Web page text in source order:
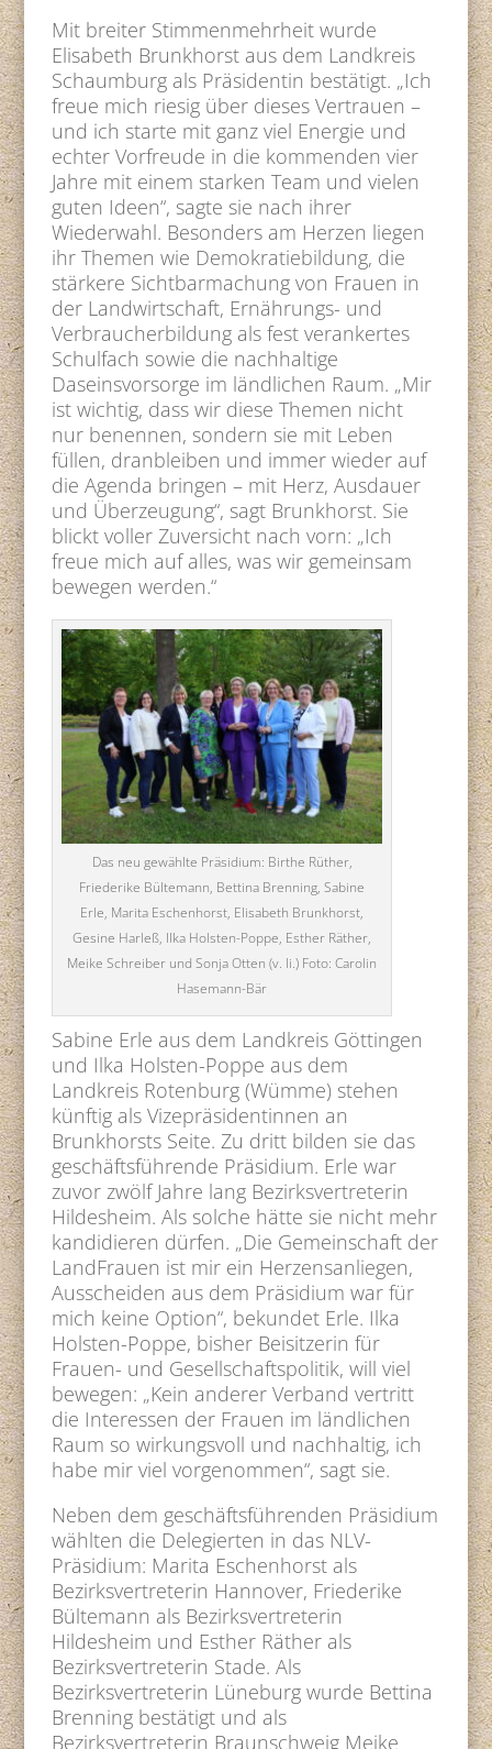
Mit breiter Stimmenmehrheit wurde
Elisabeth Brunkhorst aus dem Landkreis
Schaumburg als Präsidentin bestätigt. „Ich
freue mich riesig über dieses Vertrauen –
und ich starte mit ganz viel Energie und
echter Vorfreude in die kommenden vier
Jahre mit einem starken Team und vielen
guten Ideen“, sagte sie nach ihrer
Wiederwahl. Besonders am Herzen liegen
ihr Themen wie Demokratiebildung, die
stärkere Sichtbarmachung von Frauen in
der Landwirtschaft, Ernährungs- und
Verbraucherbildung als fest verankertes
Schulfach sowie die nachhaltige
Daseinsvorsorge im ländlichen Raum. „Mir
ist wichtig, dass wir diese Themen nicht
nur benennen, sondern sie mit Leben
füllen, dranbleiben und immer wieder auf
die Agenda bringen – mit Herz, Ausdauer
und Überzeugung“, sagt Brunkhorst. Sie
blickt voller Zuversicht nach vorn: „Ich
freue mich auf alles, was wir gemeinsam
bewegen werden.“
Das neu gewählte Präsidium: Birthe Rüther,
Friederike Bültemann, Bettina Brenning, Sabine
Erle, Marita Eschenhorst, Elisabeth Brunkhorst,
Gesine Harleß, Ilka Holsten-Poppe, Esther Räther,
Meike Schreiber und Sonja Otten (v. li.) Foto: Carolin
Hasemann-Bär
Sabine Erle aus dem Landkreis Göttingen
und Ilka Holsten-Poppe aus dem
Landkreis Rotenburg (Wümme) stehen
künftig als Vizepräsidentinnen an
Brunkhorsts Seite. Zu dritt bilden sie das
geschäftsführende Präsidium. Erle war
zuvor zwölf Jahre lang Bezirksvertreterin
Hildesheim. Als solche hätte sie nicht mehr
kandidieren dürfen. „Die Gemeinschaft der
LandFrauen ist mir ein Herzensanliegen,
Ausscheiden aus dem Präsidium war für
mich keine Option“, bekundet Erle. Ilka
Holsten-Poppe, bisher Beisitzerin für
Frauen- und Gesellschaftspolitik, will viel
bewegen: „Kein anderer Verband vertritt
die Interessen der Frauen im ländlichen
Raum so wirkungsvoll und nachhaltig, ich
habe mir viel vorgenommen“, sagt sie.
Neben dem geschäftsführenden Präsidium
wählten die Delegierten in das NLV-
Präsidium: Marita Eschenhorst als
Bezirksvertreterin Hannover, Friederike
Bültemann als Bezirksvertreterin
Hildesheim und Esther Räther als
Bezirksvertreterin Stade. Als
Bezirksvertreterin Lüneburg wurde Bettina
Brenning bestätigt und als
Bezirksvertreterin Braunschweig Meike